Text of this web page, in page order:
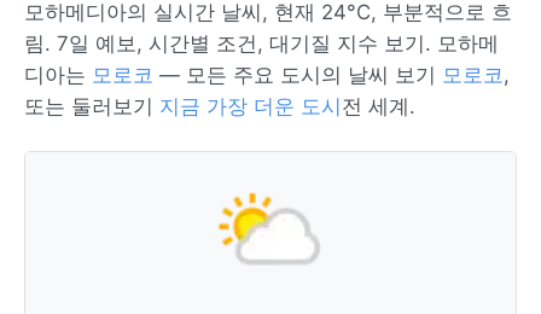
모하메디아의 실시간 날씨, 현재 24°C, 부분적으로 흐
림. 7일 예보, 시간별 조건, 대기질 지수 보기. 모하메
디아는 모로코 — 모든 주요 도시의 날씨 보기 모로코,
또는 둘러보기 지금 가장 더운 도시 전 세계.